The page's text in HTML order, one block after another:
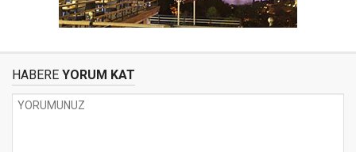
HABERE YORUM KAT